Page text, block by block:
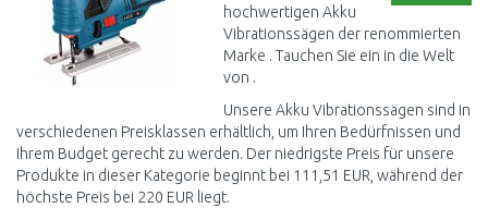
hochwertigen Akku
Vibrationssägen der renommierten
Marke . Tauchen Sie ein in die Welt
von .
Unsere Akku Vibrationssägen sind in
verschiedenen Preisklassen erhältlich, um Ihren Bedürfnissen und
Ihrem Budget gerecht zu werden. Der niedrigste Preis für unsere
Produkte in dieser Kategorie beginnt bei 111,51 EUR, während der
höchste Preis bei 220 EUR liegt.